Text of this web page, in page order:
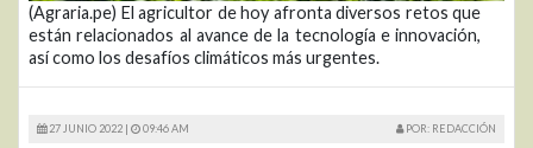
(Agraria.pe) El agricultor de hoy afronta diversos retos que
están relacionados al avance de la tecnología e innovación,
así como los desafíos climáticos más urgentes.
27 JUNIO 2022 | 09:46 AM POR: REDACCIÓN